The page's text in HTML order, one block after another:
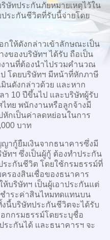
ษัทประกันภัยหมายเหตุไว้ใน
ประกันชีวิตที่รับนี้จ่ายโดย
กให้ดังกล่าวเข้าลักษณะเป็น
ของบริษัทฯ ได้รับ ถือเป็น
งานที่ต้องนำไปรวมคำนวณ
โดยบริษัทฯ มีหน้าที่หักภาษี
มินดังกล่าวด้วย และหาก
า 10 ปีขึ้นไป และบริษัทผู้รับ
ทย พนักงานหรือลูกจ้างมี
หักเป็นค่าลดหย่อนในการ
บาท
ากู้ยืมเงินจากธนาคารซึ่งมี
ทฯ ซึ่งเป็นผู้กู้ ต้องทำประกัน
ะกันชีวิต โดยใช้กรมธรรม์ที่
รองสินเชื่อของธนาคาร
บริษัทฯ เป็นผู้เอาประกันแต่
ชำระค่าสินไหมทดแทนบน
นี้บริษัทประกันชีวิตจะได้รับ
กกรมธรรม์โดยระบุชื่อ
ระกันได้ และธนาคารฯ จะ